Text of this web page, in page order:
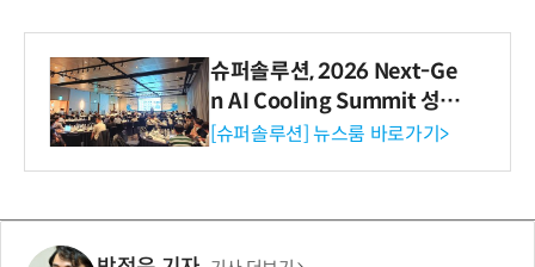
슈퍼솔루션, 2026 Next-Ge
n AI Cooling Summit 성황
리 성료
[슈퍼솔루션] 뉴스룸 바로가기>